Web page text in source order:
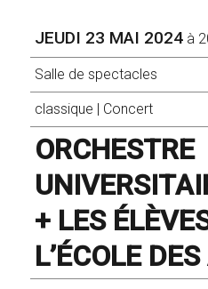
JEUDI 23 MAI 2024 à
Salle de spectacles
classique Concert
ORCHESTRE
+ LES
L’ÉCOLE